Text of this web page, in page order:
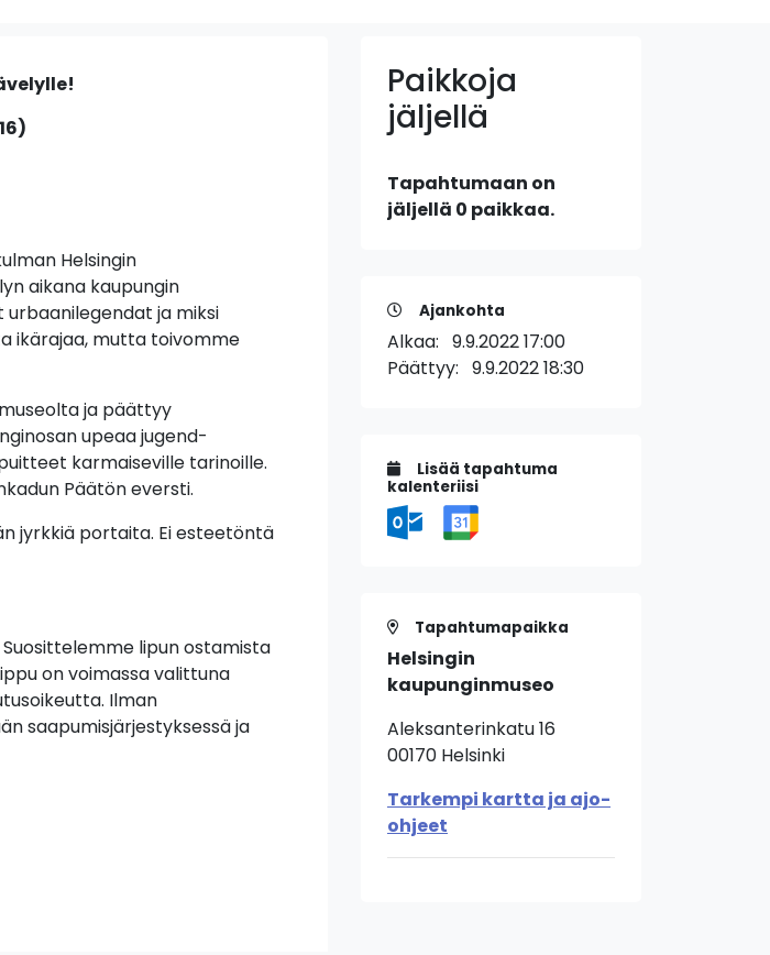
Helsingin
aikana kaupungin
ja miksi
ikärajaa, mutta toivomme
ja päättyy
upeaa jugend-
karmaiseville tarinoille.
Päätön eversti.
jyrkkiä portaita. Ei esteetöntä
lipun ostamista
on voimassa valittuna
Ilman
saapumisjärjestyksessä ja
Paikkoja
jäljellä
Tapahtumaan on
jäljellä 0 paikkaa.
Ajankohta
Alkaa: 9.9.2022 17:00
Päättyy: 9.9.2022 18:30
Lisää tapahtuma
kalenteriisi
Tapahtumapaikka
Helsingin
kaupunginmuseo
Aleksanterinkatu 16
00170 Helsinki
Tarkempi kartta ja ajo-
ohjeet